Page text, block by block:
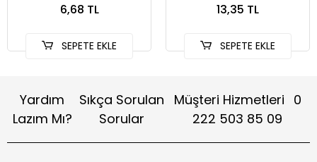
6,68 TL
SEPETE EKLE
13,35 TL
SEPETE EKLE
Yardım
Lazım Mı?
Sıkça Sorulan
Sorular
Müşteri Hizmetleri 0
222 503 85 09